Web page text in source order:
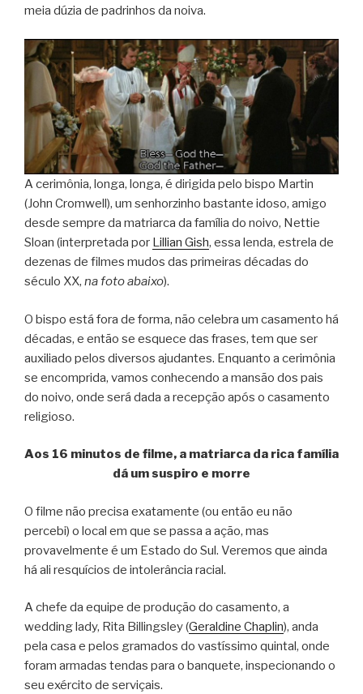
meia dúzia de padrinhos da noiva.
A cerimônia, longa, longa, é dirigida pelo bispo Martin
(John Cromwell), um senhorzinho bastante idoso, amigo
desde sempre da matriarca da família do noivo, Nettie
Sloan (interpretada por Lillian Gish, essa lenda, estrela de
dezenas de filmes mudos das primeiras décadas do
século XX, na foto abaixo).
O bispo está fora de forma, não celebra um casamento há
décadas, e então se esquece das frases, tem que ser
auxiliado pelos diversos ajudantes. Enquanto a cerimônia
se encomprida, vamos conhecendo a mansão dos pais
do noivo, onde será dada a recepção após o casamento
religioso.
Aos 16 minutos de filme, a matriarca da rica família
dá um suspiro e morre
O filme não precisa exatamente (ou então eu não
percebi) o local em que se passa a ação, mas
provavelmente é um Estado do Sul. Veremos que ainda
há ali resquícios de intolerância racial.
A chefe da equipe de produção do casamento, a
wedding lady, Rita Billingsley (Geraldine Chaplin), anda
pela casa e pelos gramados do vastíssimo quintal, onde
foram armadas tendas para o banquete, inspecionando o
seu exército de serviçais.